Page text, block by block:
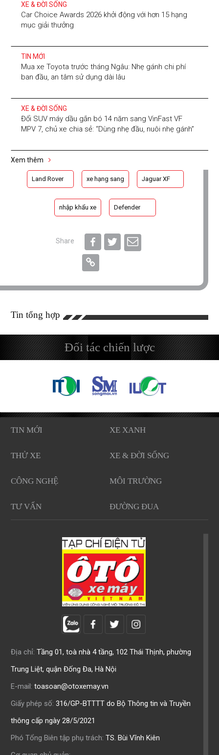
XE & ĐỜI SỐNG
Car Choice Awards 2026 khởi động với hơn 15 hạng
mục giải thưởng
TIN MỚI
Mua xe Toyota trước tháng Ngâu: Nhẹ gánh chi phí
ban đầu, an tâm sử dụng dài lâu
XE & ĐỜI SỐNG
Đổi SUV máy dầu gắn bó 14 năm sang VinFast VF
MPV 7, chủ xe chia sẻ: “Dùng nhẹ đầu, nuôi nhẹ gánh”
Xem thêm
Land Rover xe hạng sang Jaguar XF
nhập khẩu xe Defender
Share
Tin tổng hợp
Đối tác chiến lược
TIN MỚI XE XANH
THỬ XE XE & ĐỜI SỐNG
CÔNG NGHỆ MÔI TRƯỜNG
TƯ VẤN ĐƯỜNG ĐUA
Địa chỉ: Tầng 01, toà nhà 4 tầng, 102 Thái Thịnh, phường
Trung Liệt, quận Đống Đa, Hà Nội
E-mail: toasoan@otoxemay.vn
Giấy phép số: 316/GP-BTTTT do Bộ Thông tin và Truyền
thông cấp ngày 28/5/2021
Phó Tổng Biên tập phụ trách: TS. Bùi Vĩnh Kiên